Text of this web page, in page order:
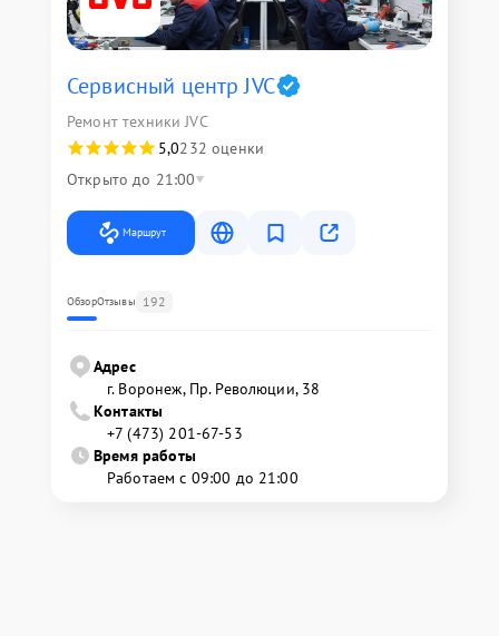
Сервисный центр JVC
Ремонт техники JVC
5,0232 оценки
Открыто до 21:00
Маршрут
ОбзорОтзывы 192
Адрес
г. Воронеж, Пр. Революции, 38
Контакты
+7 (473) 201-67-53
Время работы
Работаем с 09:00 до 21:00